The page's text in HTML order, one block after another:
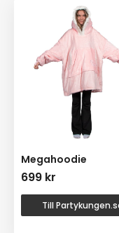
Megahoodie
699 kr
Till